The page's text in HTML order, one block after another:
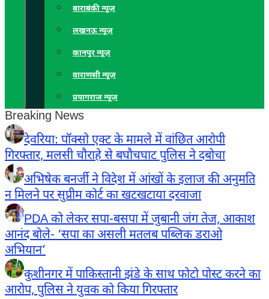
बाराबंकी न्यूज़
लखनऊ न्यूज़
कानपुर न्यूज़
वाराणसी न्यूज़
प्रयागराज न्यूज़
Breaking News
देवरिया: पॉक्सो एक्ट के मामले में वांछित आरोपी
गिरफ्तार, मलसी चौराहे से बघौचघाट पुलिस ने दबोचा
अभिषेक बनर्जी ने विदेश में आंखों के इलाज की अनुमति
न मिलने पर सुप्रीम कोर्ट का खटखटाया दरवाजा
PDA को लेकर सपा-बसपा में जुबानी जंग तेज, आकाश
आनंद बोले- ‘सपा का असली मतलब पब्लिक डराओ
अभियान’
कुशीनगर में पाकिस्तानी झंडे के साथ फोटो पोस्ट करने का
आरोप, पुलिस ने युवक को किया गिरफ्तार